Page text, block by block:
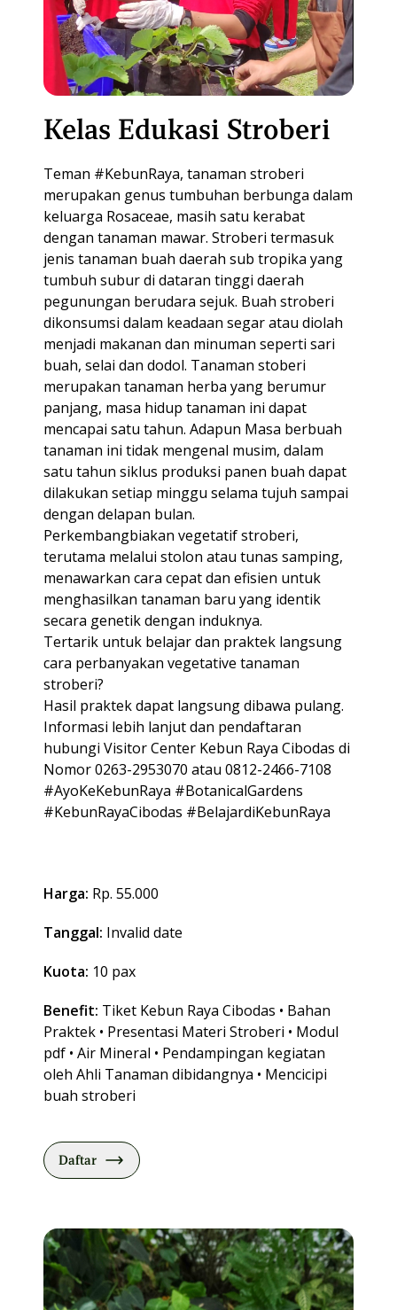
Kelas Edukasi Stroberi
Teman #KebunRaya, tanaman stroberi
merupakan genus tumbuhan berbunga dalam
keluarga Rosaceae, masih satu kerabat
dengan tanaman mawar. Stroberi termasuk
jenis tanaman buah daerah sub tropika yang
tumbuh subur di dataran tinggi daerah
pegunungan berudara sejuk. Buah stroberi
dikonsumsi dalam keadaan segar atau diolah
menjadi makanan dan minuman seperti sari
buah, selai dan dodol. Tanaman stoberi
merupakan tanaman herba yang berumur
panjang, masa hidup tanaman ini dapat
mencapai satu tahun. Adapun Masa berbuah
tanaman ini tidak mengenal musim, dalam
satu tahun siklus produksi panen buah dapat
dilakukan setiap minggu selama tujuh sampai
dengan delapan bulan.
Perkembangbiakan vegetatif stroberi,
terutama melalui stolon atau tunas samping,
menawarkan cara cepat dan efisien untuk
menghasilkan tanaman baru yang identik
secara genetik dengan induknya.
Tertarik untuk belajar dan praktek langsung
cara perbanyakan vegetative tanaman
stroberi?
Hasil praktek dapat langsung dibawa pulang.
Informasi lebih lanjut dan pendaftaran
hubungi Visitor Center Kebun Raya Cibodas di
Nomor 0263-2953070 atau 0812-2466-7108
#AyoKeKebunRaya #BotanicalGardens
#KebunRayaCibodas #BelajardiKebunRaya
Harga: Rp. 55.000
Tanggal: Invalid date
Kuota: 10 pax
Benefit: Tiket Kebun Raya Cibodas • Bahan
Praktek • Presentasi Materi Stroberi • Modul
pdf • Air Mineral • Pendampingan kegiatan
oleh Ahli Tanaman dibidangnya • Mencicipi
buah stroberi
Daftar